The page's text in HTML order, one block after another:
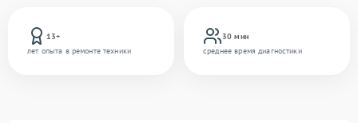
13+
лет опыта в ремонте техники
30 мин
среднее время диагностики